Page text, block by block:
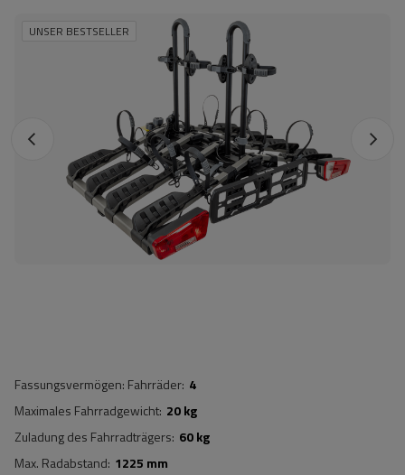
UNSER BESTSELLER
Fassungsvermögen: Fahrräder 4
Maximales Fahrradgewicht 20 kg
Zuladung des Fahrradträgers 60 kg
Max. Radabstand 1225 mm